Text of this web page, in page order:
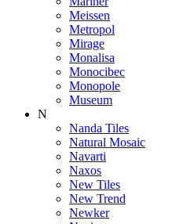
Meissen
Metropol
Mirage
Monalisa
Monocibec
Monopole
Museum
N
Nanda Tiles
Natural Mosaic
Navarti
Naxos
New Tiles
New Trend
Newker